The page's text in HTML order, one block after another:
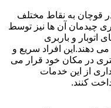
قوچان به نقاط مختلف
چیدمان آن ها نیز توسط
و باربری
دهند.این افراد سریع و
در مکان خود قرار می
از این خدمات
کنند.